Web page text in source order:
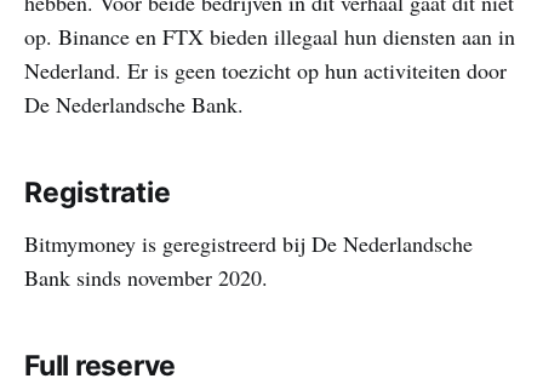
op. Binance en FTX bieden illegaal hun diensten aan in
Nederland. Er is geen toezicht op hun activiteiten door
De Nederlandsche Bank.
Registratie
Bitmymoney is geregistreerd bij De Nederlandsche
Bank sinds november 2020.
Full reserve